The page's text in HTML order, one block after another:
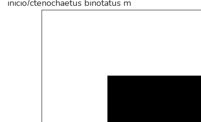
inicio/ctenochaetus binotatus m